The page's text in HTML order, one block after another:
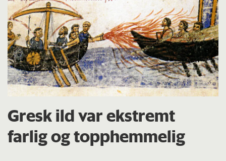
Gresk ild var ekstremt
farlig og topphemmelig